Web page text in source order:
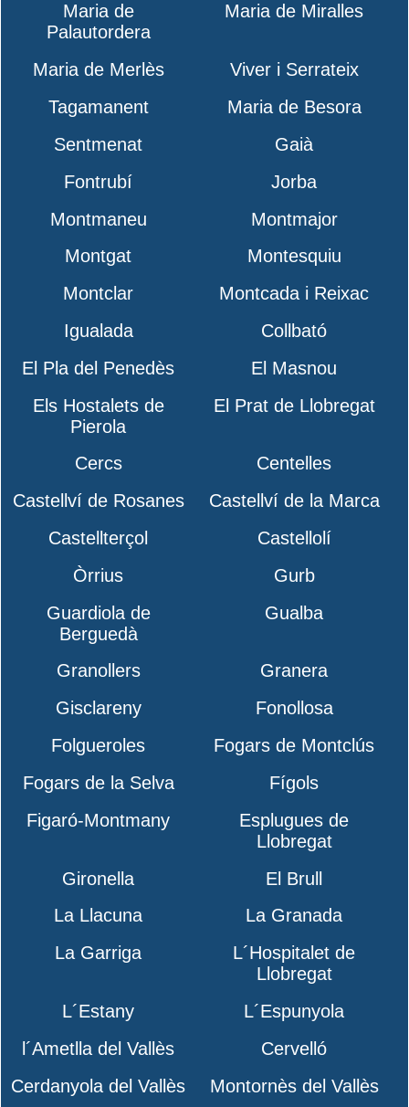
Maria de
Palautordera
Maria de Miralles
Maria de Merlès
Viver i Serrateix
Tagamanent
Maria de Besora
Sentmenat
Gaià
Fontrubí
Jorba
Montmaneu
Montmajor
Montgat
Montesquiu
Montclar
Montcada i Reixac
Igualada
Collbató
El Pla del Penedès
El Masnou
Els Hostalets de
Pierola
El Prat de Llobregat
Cercs
Centelles
Castellví de Rosanes
Castellví de la Marca
Castellterçol
Castellolí
Òrrius
Gurb
Guardiola de
Berguedà
Gualba
Granollers
Granera
Gisclareny
Fonollosa
Folgueroles
Fogars de Montclús
Fogars de la Selva
Fígols
Figaró-Montmany
Esplugues de
Llobregat
Gironella
El Brull
La Llacuna
La Granada
La Garriga
L´Hospitalet de
Llobregat
L´Estany
L´Espunyola
l´Ametlla del Vallès
Cervelló
Cerdanyola del Vallès
Montornès del Vallès